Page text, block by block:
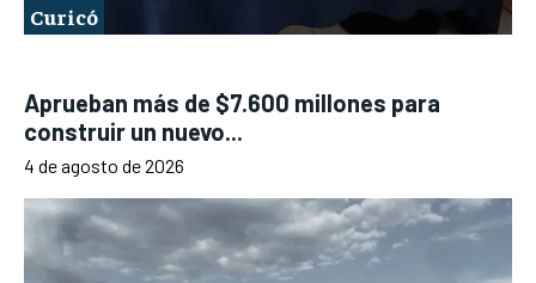
Curicó
Aprueban más de $7.600 millones para
construir un nuevo...
4 de agosto de 2026